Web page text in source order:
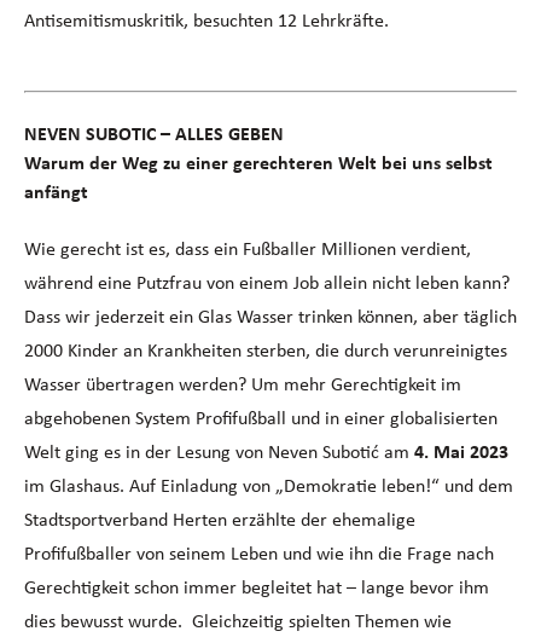
Antisemitismuskritik, besuchten 12 Lehrkräfte.
NEVEN SUBOTIC – ALLES GEBEN
Warum der Weg zu einer gerechteren Welt bei uns selbst
anfängt
Wie gerecht ist es, dass ein Fußballer Millionen verdient,
während eine Putzfrau von einem Job allein nicht leben kann?
Dass wir jederzeit ein Glas Wasser trinken können, aber täglich
2000 Kinder an Krankheiten sterben, die durch verunreinigtes
Wasser übertragen werden? Um mehr Gerechtigkeit im
abgehobenen System Profifußball und in einer globalisierten
Welt ging es in der Lesung von Neven Subotić am 4. Mai 2023
im Glashaus. Auf Einladung von „Demokratie leben!“ und dem
Stadtsportverband Herten erzählte der ehemalige
Profifußballer von seinem Leben und wie ihn die Frage nach
Gerechtigkeit schon immer begleitet hat – lange bevor ihm
dies bewusst wurde. Gleichzeitig spielten Themen wie